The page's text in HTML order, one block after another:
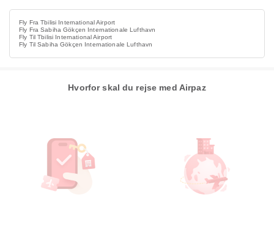
Fly Fra Tbilisi International Airport
Fly Fra Sabiha Gökçen Internationale Lufthavn
Fly Til Tbilisi International Airport
Fly Til Sabiha Gökçen Internationale Lufthavn
Hvorfor skal du rejse med Airpaz